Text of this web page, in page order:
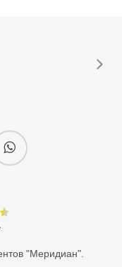
"Меридиан".